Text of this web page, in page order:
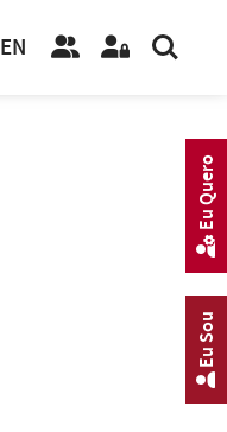
EN
Eu Sou
Eu Quero